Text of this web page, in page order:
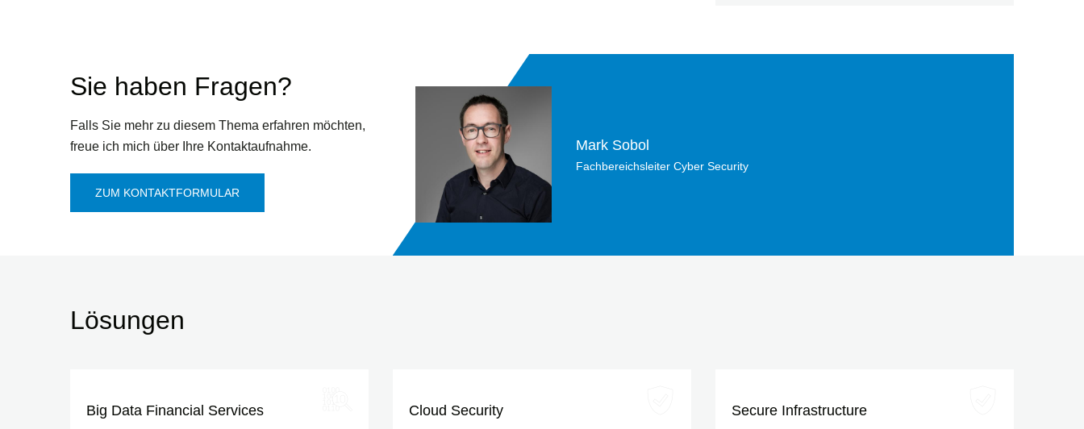
Sie haben Fragen?
Falls Sie mehr zu diesem Thema erfahren möchten,
freue ich mich über Ihre Kontaktaufnahme.
ZUM KONTAKTFORMULAR
Mark Sobol
Fachbereichsleiter Cyber Security
Lösungen
Big Data Financial Services Cloud Security Secure Infrastructure